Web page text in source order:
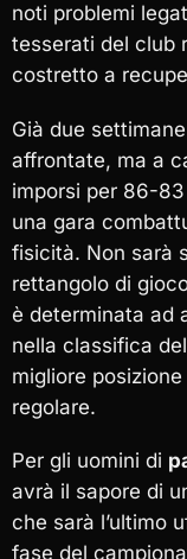
noti problemi
tesserati del club
costretto a
Già due
affrontate, ma a
imporsi per 86-83
una gara
fisicità. Non sarà
rettangolo di
è determinata ad
nella classifica
migliore
regolare.
Per gli uomini di
avrà il sapore di
che sarà l’ultimo
fase del